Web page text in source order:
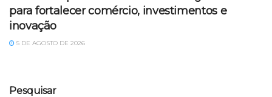
para fortalecer comércio, investimentos e
inovação
5 DE AGOSTO DE 2026
Pesquisar